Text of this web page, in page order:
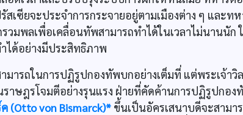
เซียจะประจำการกระจายอยู่ตามเมืองต่าง ๆ และ
รวมพลเพื่อเคลื่อนทัพสามารถทำได้ในเวลาไม่นานนั
ได้อย่างมีประสิทธิภาพ
มารถในการปฏิรูปกองทัพบกอย่างเต็มที่ แต่พระเจ้า
าษฎรโจมตีอย่างรุนแรง ฝ่ายที่คัดค้านการปฏิรูปกอ
(Otto von Bismarck)* ขึ้นเป็นอัครเสนาบดีจะสามา